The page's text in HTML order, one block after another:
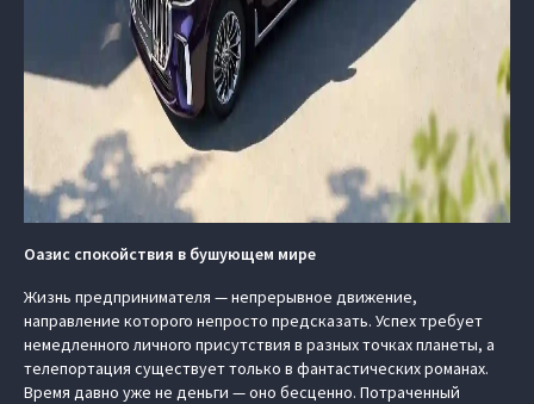
Оазис спокойствия в бушующем мире
Жизнь предпринимателя — непрерывное движение,
направление которого непросто предсказать. Успех требует
немедленного личного присутствия в разных точках планеты, а
телепортация существует только в фантастических романах.
Время давно уже не деньги — оно бесценно. Потраченный